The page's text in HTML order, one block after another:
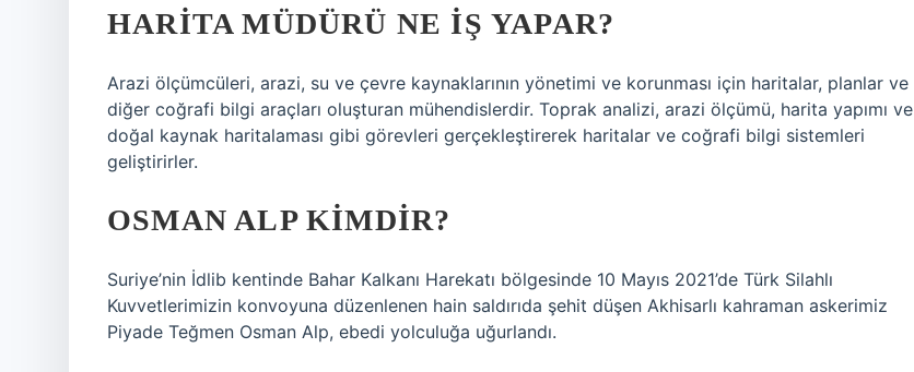
HARITA MÜDÜRÜ NE IŞ YAPAR?
Arazi ölçümcüleri, arazi, su ve çevre kaynaklarının yönetimi ve korunması için haritalar, planlar ve
diğer coğrafi bilgi araçları oluşturan mühendislerdir. Toprak analizi, arazi ölçümü, harita yapımı ve
doğal kaynak haritalaması gibi görevleri gerçekleştirerek haritalar ve coğrafi bilgi sistemleri
geliştirirler.
OSMAN ALP KIMDIR?
Suriye’nin İdlib kentinde Bahar Kalkanı Harekatı bölgesinde 10 Mayıs 2021’de Türk Silahlı
Kuvvetlerimizin konvoyuna düzenlenen hain saldırıda şehit düşen Akhisarlı kahraman askerimiz
Piyade Teğmen Osman Alp, ebedi yolculuğa uğurlandı.